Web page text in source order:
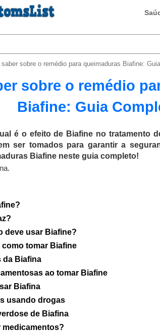
sobre o remédio para queimaduras Biafine:
sobre o remédio
Biafine: Guia
é o efeito de Biafine no tratamento
ser tomados para garantir a
Biafine neste guia completo!
deve usar Biafine?
como tomar Biafine
da Biafina
ao tomar Biafine
Biafina
usando drogas
de Biafina
medicamentos?